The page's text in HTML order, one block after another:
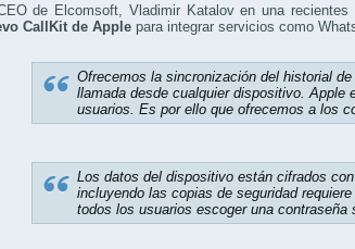
de Elcomsoft, Vladimir Katalov en una recientes
CallKit de Apple para integrar servicios como
Ofrecemos la sincronización del historial
llamada desde cualquier dispositivo. Apple
usuarios. Es por ello que ofrecemos a los
Los datos del dispositivo están cifrados
incluyendo las copias de seguridad
todos los usuarios escoger una